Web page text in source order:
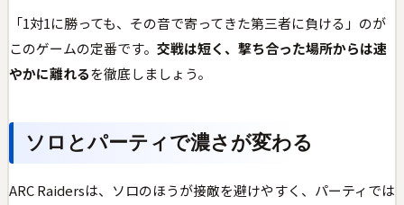
「1対1に勝っても、その音で寄ってきた第三者に負ける」のが
このゲームの定番です。 交戦は短く、撃ち合った場所からは速
やかに離れるを徹底しましょう。
ソロとパーティで濃さが変わる
ARC Raidersは、ソロのほうが接敵を避けやすく、パーティでは